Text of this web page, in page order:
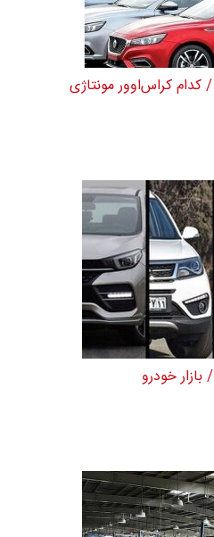
قیمت خودرو امروز 1 مرداد 1405 / کدام کراس‌اوور مونتاژی
قیمت خودرو امروز 30 تیر 1405 / بازار خودرو